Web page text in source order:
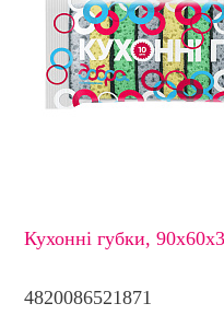
Кухонні губки,
4820086521871